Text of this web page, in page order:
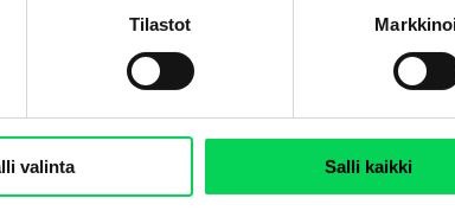
Tilastot
valinta Salli kaikki